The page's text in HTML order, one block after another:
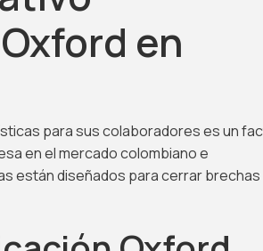
en
para sus colaboradores es un
en el mercado colombiano e
están diseñados para cerrar brechas